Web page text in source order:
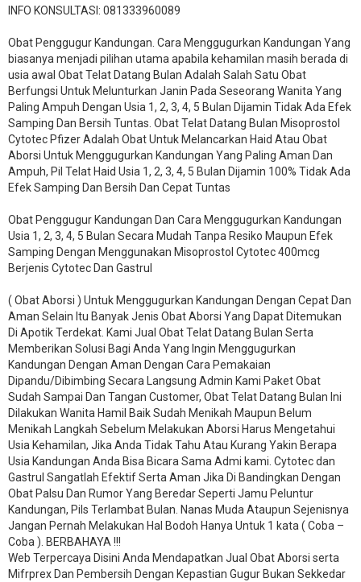
INFO KONSULTASI: 081333960089
​Obat Penggugur Kandungan. Cara Menggugurkan Kandungan Yang
biasanya menjadi pilihan utama apabila kehamilan masih berada di
usia awal Obat Telat Datang Bulan Adalah Salah Satu Obat
Berfungsi Untuk Melunturkan Janin Pada Seseorang Wanita Yang
Paling Ampuh Dengan Usia 1, 2, 3, 4, 5 Bulan Dijamin Tidak Ada Efek
Samping Dan Bersih Tuntas. Obat Telat Datang Bulan Misoprostol
Cytotec Pfizer Adalah Obat Untuk Melancarkan Haid Atau Obat
Aborsi Untuk Menggugurkan Kandungan Yang Paling Aman Dan
Ampuh, Pil Telat Haid Usia 1, 2, 3, 4, 5 Bulan Dijamin 100% Tidak Ada
Efek Samping Dan Bersih Dan Cepat Tuntas
Obat Penggugur Kandungan Dan Cara Menggugurkan Kandungan
Usia 1, 2, 3, 4, 5 Bulan Secara Mudah Tanpa Resiko Maupun Efek
Samping Dengan Menggunakan Misoprostol Cytotec 400mcg
Berjenis Cytotec Dan Gastrul
( Obat Aborsi ) Untuk Menggugurkan Kandungan Dengan Cepat Dan
Aman Selain Itu Banyak Jenis Obat Aborsi Yang Dapat Ditemukan
Di Apotik Terdekat. Kami Jual Obat Telat Datang Bulan Serta
Memberikan Solusi Bagi Anda Yang Ingin Menggugurkan
Kandungan Dengan Aman Dengan Cara Pemakaian
Dipandu/Dibimbing Secara Langsung Admin Kami Paket Obat
Sudah Sampai Dan Tangan Customer, Obat Telat Datang Bulan Ini
Dilakukan Wanita Hamil Baik Sudah Menikah Maupun Belum
Menikah Langkah Sebelum Melakukan Aborsi Harus Mengetahui
Usia Kehamilan, Jika Anda Tidak Tahu Atau Kurang Yakin Berapa
Usia Kandungan Anda Bisa Bicara Sama Admi kami. Cytotec dan
Gastrul Sangatlah Efektif Serta Aman Jika Di Bandingkan Dengan
Obat Palsu Dan Rumor Yang Beredar Seperti Jamu Peluntur
Kandungan, Pils Terlambat Bulan. Nanas Muda Ataupun Sejenisnya
Jangan Pernah Melakukan Hal Bodoh Hanya Untuk 1 kata ( Coba –
Coba ). BERBAHAYA !!!
Web Terpercaya Disini Anda Mendapatkan Jual Obat Aborsi serta
Mifrprex Dan Pembersih Dengan Kepastian Gugur Bukan Sekkedar